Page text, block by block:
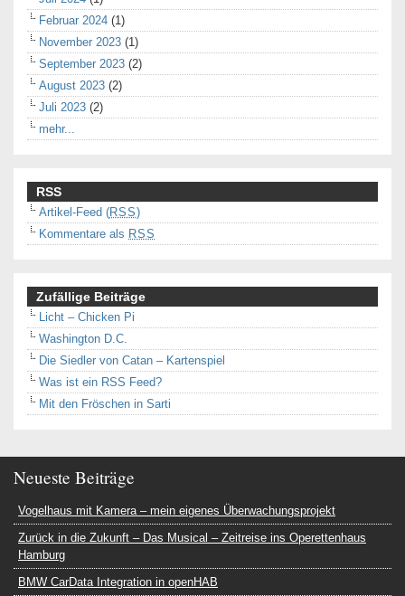
Februar 2024 (1)
November 2023 (1)
September 2023 (2)
August 2023 (2)
Juli 2023 (2)
mehr...
RSS
Artikel-Feed (RSS)
Kommentare als RSS
Zufällige Beiträge
Licht – Chicken Pi
Washington D.C.
Die Siedler von Catan – Kartenspiel
Was ist ein RSS Feed?
Mit den Fröschen in Sarti
Neueste Beiträge
Vogelhaus mit Kamera – mein eigenes Überwachungsprojekt
Zurück in die Zukunft – Das Musical – Zeitreise ins Operettenhaus
Hamburg
BMW CarData Integration in openHAB